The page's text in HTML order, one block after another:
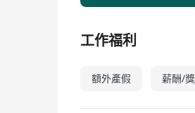
工作福利
額外產假 薪酬/